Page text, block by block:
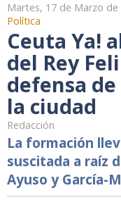
Martes, 17 de Marzo de
Política
Ceuta Ya!
del Rey
defensa
la ciudad
Redacción
La formación
suscitada a raíz
Ayuso y García-